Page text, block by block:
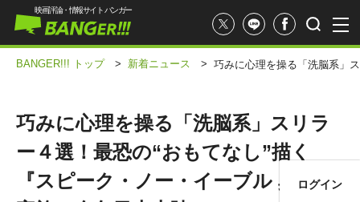
映画評論・情報サイト バンガー
ログイン
BANGER!!! トップ > 新着ニュース > 巧みに心理を操る「洗脳系」
巧みに心理を操る「洗脳系」スリラ
ー４選！最恐の“おもてなし”描く
『スピーク・ノー・イーブル 異常な